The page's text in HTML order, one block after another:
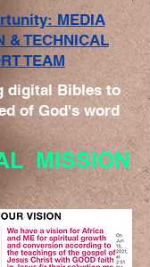
digital Bibles to
of God's word
MEDIA
& TECHNICAL
TEAM
MISSION